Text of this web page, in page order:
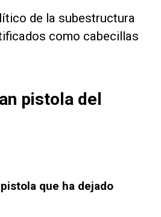
de la subestructura
como cabecillas
pistola del
que ha dejado